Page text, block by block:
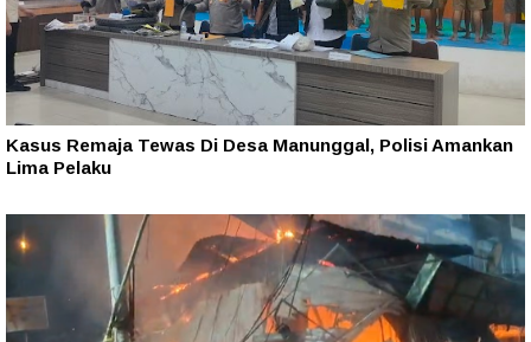
Kasus Remaja Tewas Di Desa Manunggal, Polisi Amankan
Lima Pelaku